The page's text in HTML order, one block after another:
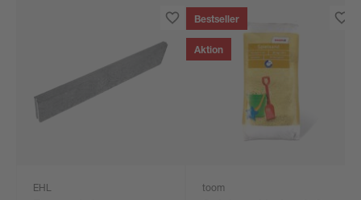
EHL
Bestseller
Aktion
toom